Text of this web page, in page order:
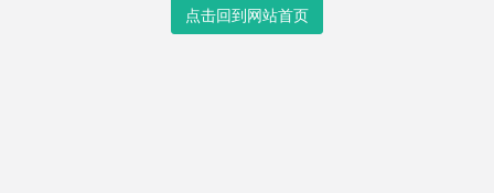
点击回到网站首页